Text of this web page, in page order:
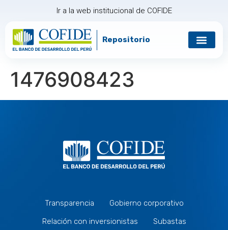
Ir a la web institucional de COFIDE
Repositorio
1476908423
Transparencia
Gobierno corporativo
Relación con inversionistas
Subastas